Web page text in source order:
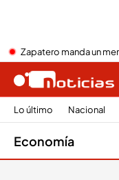
Zapatero manda un
Lo último Nacional
Economía